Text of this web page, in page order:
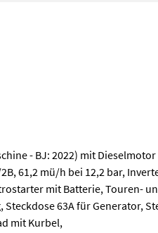
- BJ: 2022) mit Dieselmotor
61,2 mü/h bei 12,2 bar,
mit Batterie, Touren-
63A für Generator,
mit Kurbel,